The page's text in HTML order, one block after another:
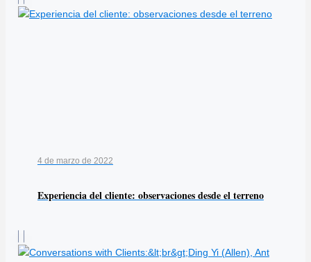
4 de marzo de 2022
Experiencia del cliente: observaciones desde el terreno